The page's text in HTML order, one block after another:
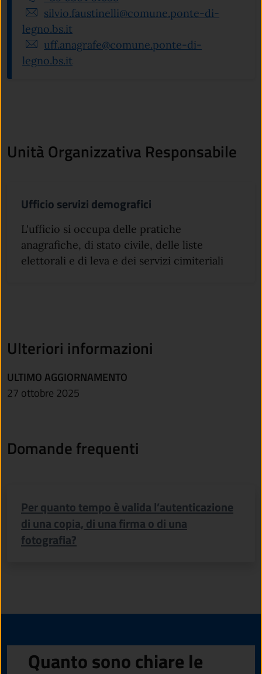
silvio.faustinelli@comune.ponte-di-
legno.bs.it
uff.anagrafe@comune.ponte-di-
legno.bs.it
Unità Organizzativa Responsabile
Ufficio servizi demografici
L'ufficio si occupa delle pratiche
anagrafiche, di stato civile, delle liste
elettorali e di leva e dei servizi cimiteriali
Ulteriori informazioni
ULTIMO AGGIORNAMENTO
27 ottobre 2025
Domande frequenti
Per quanto tempo è valida l’autenticazione
di una copia, di una firma o di una
fotografia?
Quanto sono chiare le